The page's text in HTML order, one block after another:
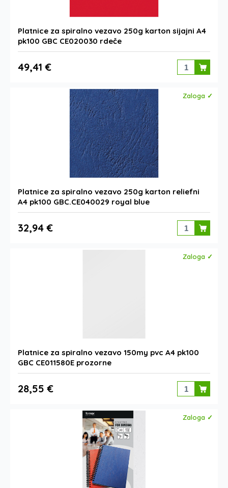
Platnice za spiralno vezavo 250g karton sijajni A4
pk100 GBC CE020030 rdeče
49,41 €
Zaloga ✓
Platnice za spiralno vezavo 250g karton reliefni
A4 pk100 GBC.CE040029 royal blue
32,94 €
Zaloga ✓
Platnice za spiralno vezavo 150my pvc A4 pk100
GBC CE011580E prozorne
28,55 €
Zaloga ✓